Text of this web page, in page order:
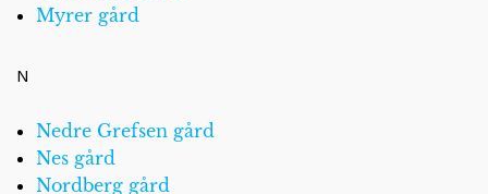
Myrer gård
N
Nedre Grefsen gård
Nes gård
Nordberg gård